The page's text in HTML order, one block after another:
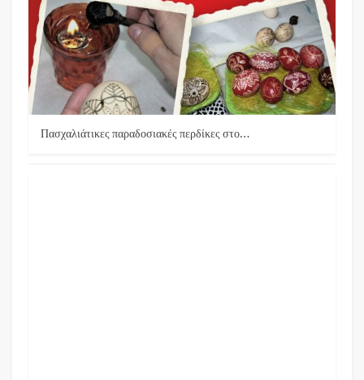
Πασχαλιάτικες παραδοσιακές περδίκες στο…